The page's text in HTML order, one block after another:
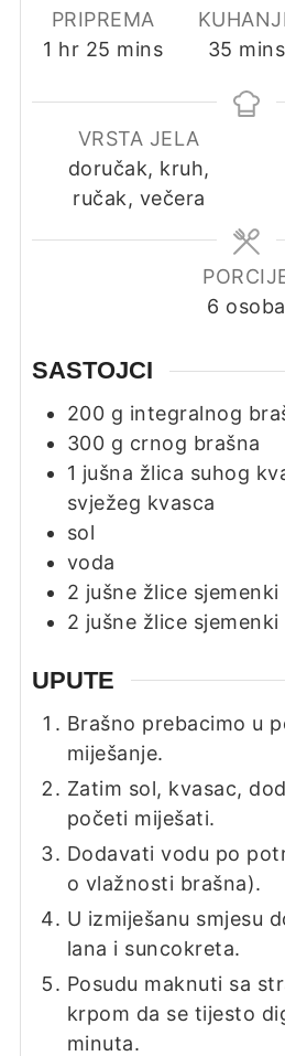
PRIPREMA
1 hour
hr 25 minutes
mins
35 mins
VRSTA JELA
doručak, kruh,
ručak, večera
6 osoba
SASTOJCI
200 g integralnog
300 g crnog brašna
1 jušna žlica suhog
svježeg kvasca
sol
voda
2 jušne žlice sjemenki
2 jušne žlice
UPUTE
Brašno prebacimo u
miješanje.
Zatim sol, kvasac,
početi miješati.
Dodavati vodu po
o vlažnosti brašna).
U izmiješanu smjesu
lana i suncokreta.
Posudu maknuti sa
krpom da se tijesto
minuta.